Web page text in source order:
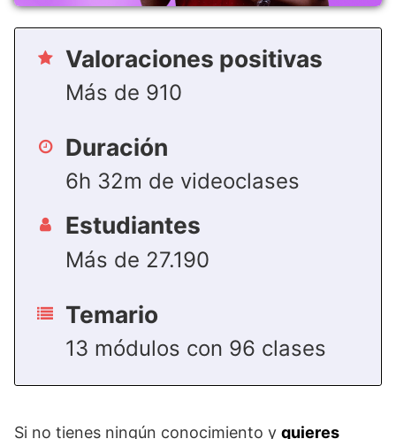
Valoraciones positivas
Más de 910
Duración
6h 32m de videoclases
Estudiantes
Más de 27.190
Temario
13 módulos con 96 clases
Si no tienes ningún conocimiento y quieres